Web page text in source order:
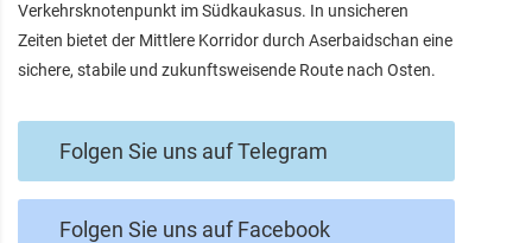
Verkehrsknotenpunkt im Südkaukasus. In unsicheren
Zeiten bietet der Mittlere Korridor durch Aserbaidschan eine
sichere, stabile und zukunftsweisende Route nach Osten.
Folgen Sie uns auf Telegram
Folgen Sie uns auf Facebook